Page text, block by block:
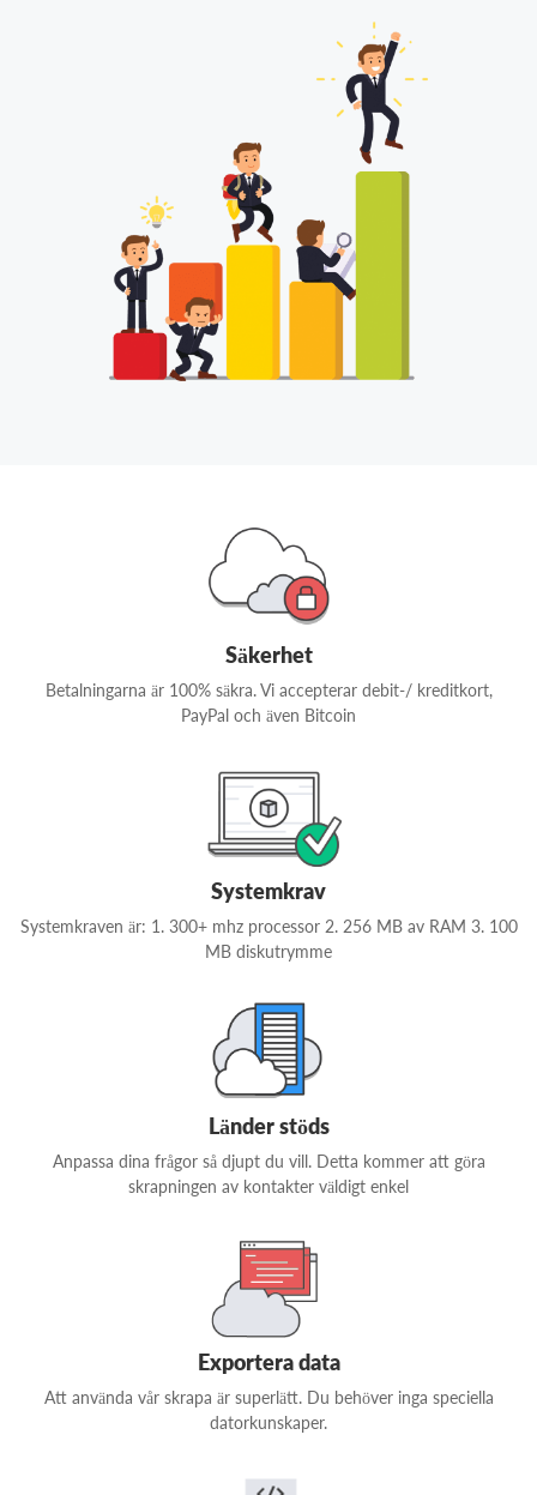
Säkerhet
Betalningarna är 100% säkra. Vi accepterar debit-/ kreditkort,
PayPal och även Bitcoin
Systemkrav
Systemkraven är: 1. 300+ mhz processor 2. 256 MB av RAM 3. 100
MB diskutrymme
Länder stöds
Anpassa dina frågor så djupt du vill. Detta kommer att göra
skrapningen av kontakter väldigt enkel
Exportera data
Att använda vår skrapa är superlätt. Du behöver inga speciella
datorkunskaper.